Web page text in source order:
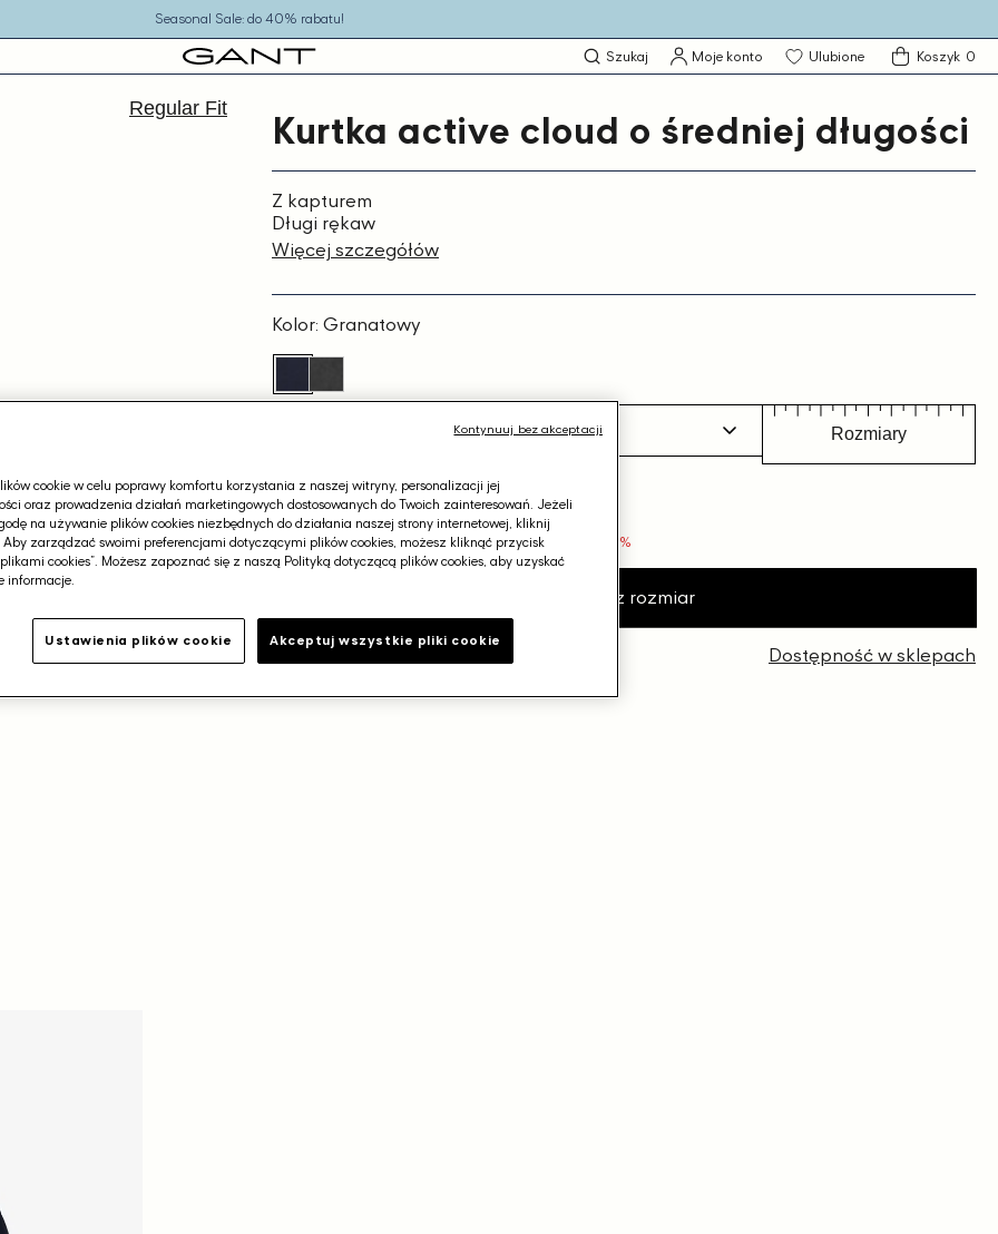
Seasonal Sale: do 40% rabatu!
Szukaj Moje konto Ulubione Koszyk 0
Regular Fit Kurtka active cloud o średniej długości
Z kapturem
Długi rękaw
Więcej szczegółów
Kolor: Granatowy
Rozmiary
Cena
promocyjna
1.105,00 zł
1.579,00 zł Cena regularna −30%
1.579,00 złNajniższa cena z 30 dni przed obniżką −30%
Wybierz rozmiar
Darmowa dostawa od 400 zł Dostępność w sklepach
cookie w celu poprawy komfortu korzystania z naszej witryny, personalizacji jej
oraz prowadzenia działań marketingowych dostosowanych do Twoich zainteresowań. Jeżeli
na używanie plików cookies niezbędnych do działania naszej strony internetowej, kliknij
Aby zarządzać swoimi preferencjami dotyczącymi plików cookies, możesz kliknąć przycisk
cookies”. Możesz zapoznać się z naszą Polityką dotyczącą plików cookies, aby uzyskać
informacje.
Ustawienia plików cookie Akceptuj wszystkie pliki cookie
Kontynuuj bez akceptacji